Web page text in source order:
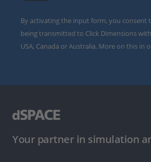
By activating the input form, you consent
being transmitted to Click Dimensions
USA, Canada or Australia. More on this in
Your partner in simulation